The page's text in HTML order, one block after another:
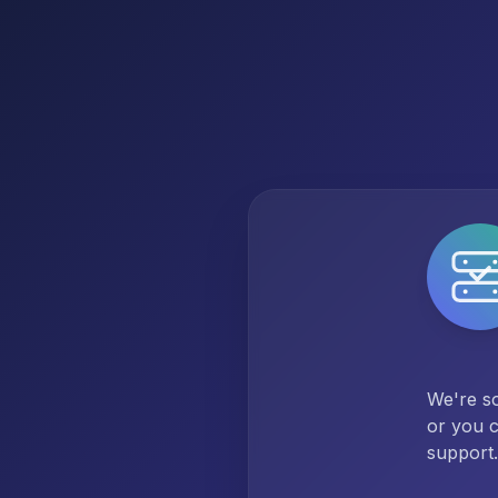
We're
or you
support.